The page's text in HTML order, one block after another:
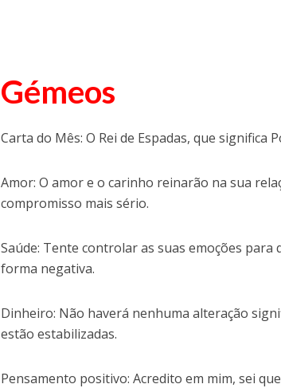
Gémeos
Carta do Mês: O Rei de Espadas, que significa
Amor: O amor e o carinho reinarão na sua
compromisso mais sério.
Saúde: Tente controlar as suas emoções
forma negativa.
Dinheiro: Não haverá nenhuma alteração
estão estabilizadas.
Pensamento positivo: Acredito em mim, sei